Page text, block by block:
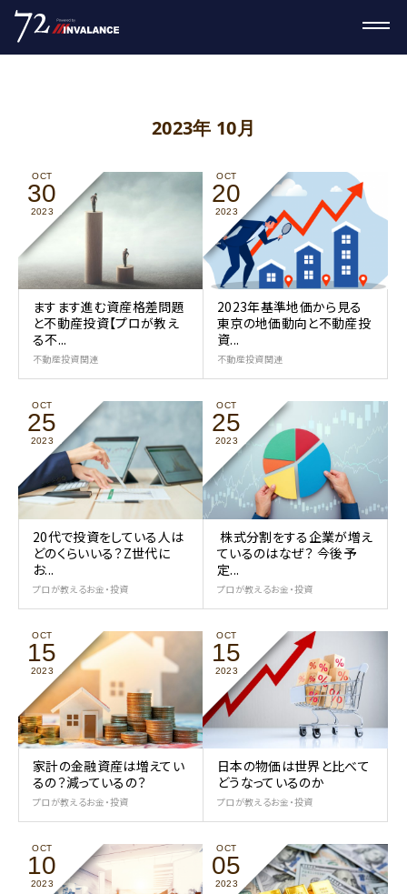
2023年 10月
OCT
30
2023
ますます進む資産格差問題
と不動産投資【プロが教え
る不...
不動産投資関連
OCT
20
2023
2023年基準地価から見る
東京の地価動向と不動産投
資...
不動産投資関連
OCT
25
2023
20代で投資をしている人は
どのくらいいる？Z世代に
お...
プロが教えるお金・投資
OCT
25
2023
株式分割をする企業が増え
ているのはなぜ？ 今後予
定...
プロが教えるお金・投資
OCT
15
2023
家計の金融資産は増えてい
るの？減っているの？
プロが教えるお金・投資
OCT
15
2023
日本の物価は世界と比べて
どうなっているのか
プロが教えるお金・投資
OCT
10
2023
OCT
05
2023